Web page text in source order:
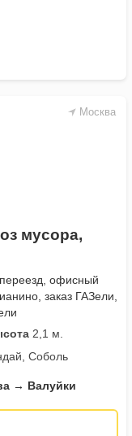
Москва
мусора,
офисный
заказ ГАЗели,
2,1 м.
Соболь
→ Валуйки